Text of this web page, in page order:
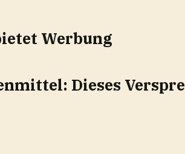
Werbung
Dieses